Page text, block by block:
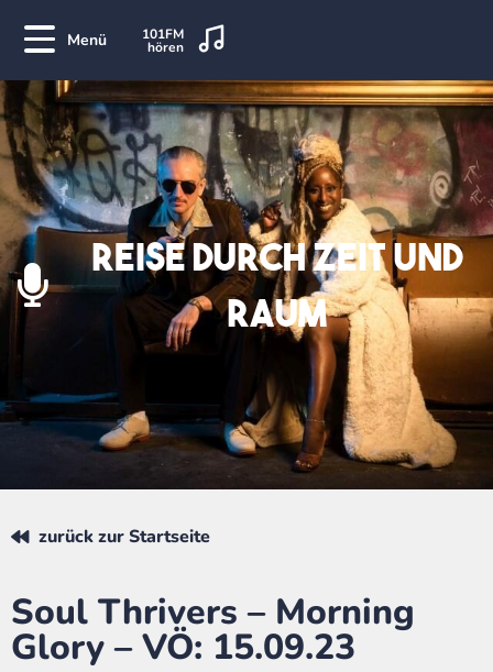
Menü 101FM
hören
Reise durch Zeit und
Raum
zurück zur Startseite
Soul Thrivers – Morning
Glory – VÖ: 15.09.23